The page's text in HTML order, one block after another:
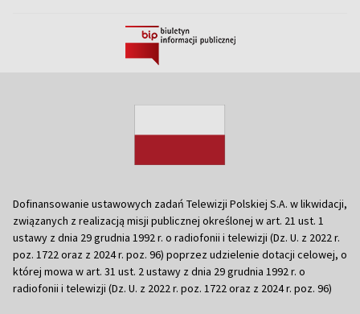
Dofinansowanie ustawowych zadań Telewizji Polskiej S.A. w likwidacji,
związanych z realizacją misji publicznej określonej w art. 21 ust. 1
ustawy z dnia 29 grudnia 1992 r. o radiofonii i telewizji (Dz. U. z 2022 r.
poz. 1722 oraz z 2024 r. poz. 96) poprzez udzielenie dotacji celowej, o
której mowa w art. 31 ust. 2 ustawy z dnia 29 grudnia 1992 r. o
radiofonii i telewizji (Dz. U. z 2022 r. poz. 1722 oraz z 2024 r. poz. 96)